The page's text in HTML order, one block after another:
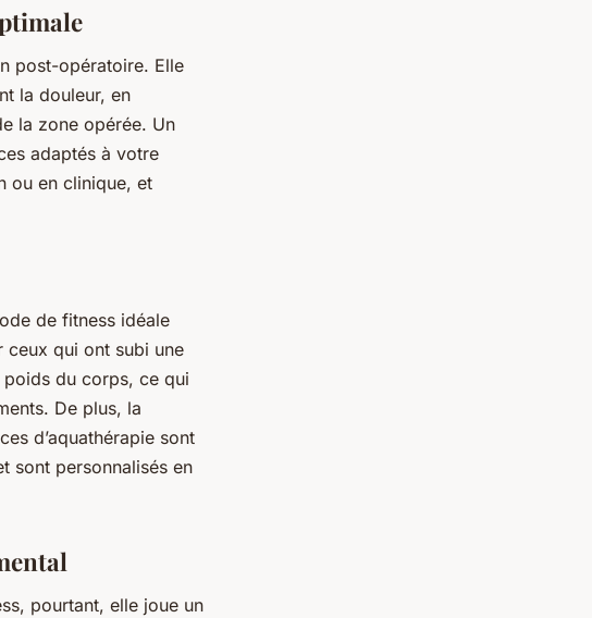
post-opératoire. Elle
la douleur, en
la zone opérée. Un
adaptés à votre
ou en clinique, et
de fitness idéale
qui ont subi une
poids du corps, ce qui
De plus, la
d’aquathérapie sont
sont personnalisés en
pourtant, elle joue un